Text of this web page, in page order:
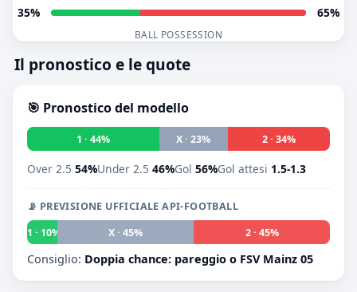
35% 65%
BALL POSSESSION
Il pronostico e le quote
🎯 Pronostico del modello
1 · 44% X · 23% 2 · 34%
Over 2.5 54%Under 2.5 46%Gol 56%Gol attesi 1.5-1.3
📡 PREVISIONE UFFICIALE API-FOOTBALL
1 · 10%
X · 45% 2 · 45%
Consiglio: Doppia chance: pareggio o FSV Mainz 05